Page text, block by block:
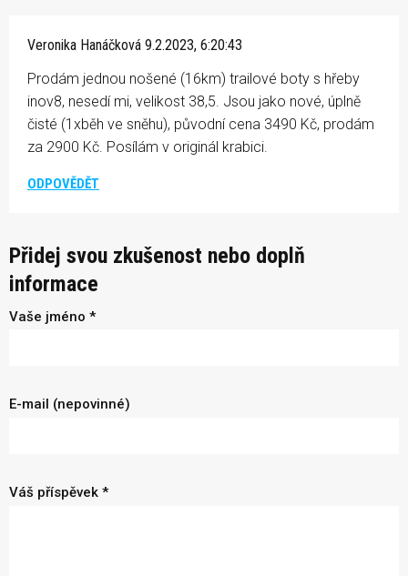
Veronika Hanáčková 9.2.2023, 6:20:43
Prodám jednou nošené (16km) trailové boty s hřeby
inov8, nesedí mi, velikost 38,5. Jsou jako nové, úplně
čisté (1xběh ve sněhu), původní cena 3490 Kč, prodám
za 2900 Kč. Posílám v originál krabici.
ODPOVĚDĚT
Přidej svou zkušenost nebo doplň
informace
Vaše jméno *
E-mail (nepovinné)
Váš příspěvek *